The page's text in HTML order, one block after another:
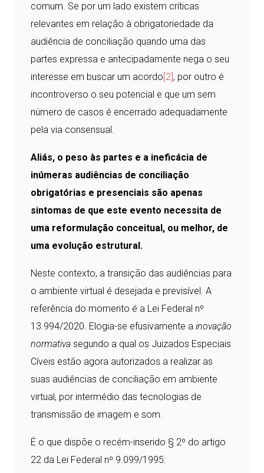
comum. Se por um lado existem críticas
relevantes em relação à obrigatoriedade da
audiência de conciliação quando uma das
partes expressa e antecipadamente nega o seu
interesse em buscar um acordo [2] , por outro é
incontroverso o seu potencial e que um sem
número de casos é encerrado adequadamente
pela via consensual.
Aliás, o peso às partes e a ineficácia de
inúmeras audiências de conciliação
obrigatórias e presenciais são apenas
sintomas de que este evento necessita de
uma reformulação conceitual, ou melhor, de
uma evolução estrutural.
Neste contexto, a transição das audiências para
o ambiente virtual é desejada e previsível. A
referência do momento é a Lei Federal nº
13.994/2020. Elogia-se efusivamente ainovação
normativa segundo a qual os Juizados Especiais
Cíveis estão agora autorizados a realizar as
suas audiências de conciliação em ambiente
virtual, por intermédio das tecnologias de
transmissão de imagem e som.
É o que dispõe o recém-inserido § 2º do artigo
22 da Lei Federal nº 9.099/1995: